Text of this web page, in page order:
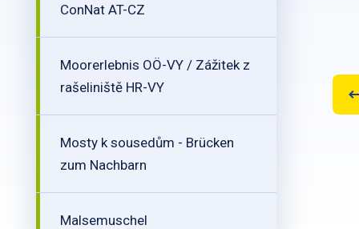
ConNat AT-CZ
Moorerlebnis OÖ-VY / Zážitek z
rašeliniště HR-VY
Mosty k sousedům - Brücken
zum Nachbarn
Malsemuschel